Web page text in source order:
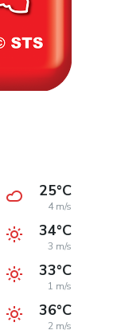
25°C
4 m/s
34°C
3 m/s
33°C
1 m/s
36°C
2 m/s